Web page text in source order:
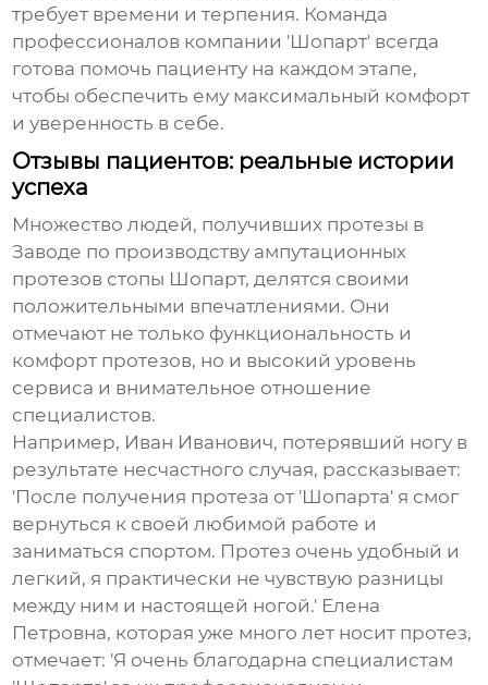
требует времени и терпения. Команда
профессионалов компании 'Шопарт' всегда
готова помочь пациенту на каждом этапе,
чтобы обеспечить ему максимальный комфорт
и уверенность в себе.
Отзывы пациентов: реальные истории
успеха
Множество людей, получивших протезы в
Заводе по производству ампутационных
протезов стопы Шопарт, делятся своими
положительными впечатлениями. Они
отмечают не только функциональность и
комфорт протезов, но и высокий уровень
сервиса и внимательное отношение
специалистов.
Например, Иван Иванович, потерявший ногу в
результате несчастного случая, рассказывает:
'После получения протеза от 'Шопарта' я смог
вернуться к своей любимой работе и
заниматься спортом. Протез очень удобный и
легкий, я практически не чувствую разницы
между ним и настоящей ногой.' Елена
Петровна, которая уже много лет носит протез,
отмечает: 'Я очень благодарна специалистам